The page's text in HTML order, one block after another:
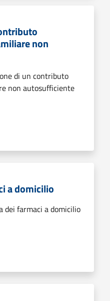
non
di un contributo
non autosufficiente
a domicilio
dei farmaci a domicilio